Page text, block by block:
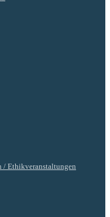
/ Ethikveranstaltungen